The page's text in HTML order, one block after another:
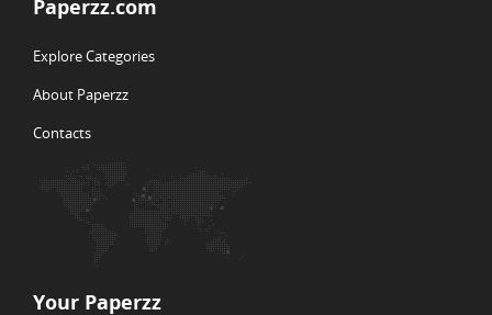
Paperzz.com
Explore Categories
About Paperzz
Contacts
Your Paperzz